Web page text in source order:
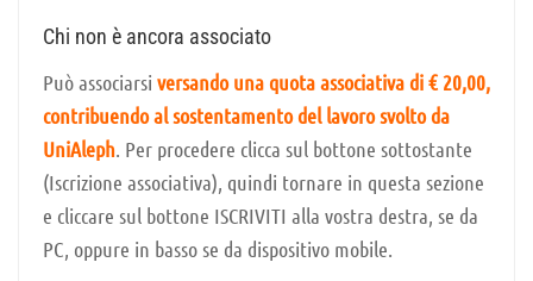
Chi non è ancora associato
Può associarsi versando una quota associativa di € 20,00,
contribuendo al sostentamento del lavoro svolto da
UniAleph. Per procedere clicca sul bottone sottostante
(Iscrizione associativa), quindi tornare in questa sezione
e cliccare sul bottone ISCRIVITI alla vostra destra, se da
PC, oppure in basso se da dispositivo mobile.